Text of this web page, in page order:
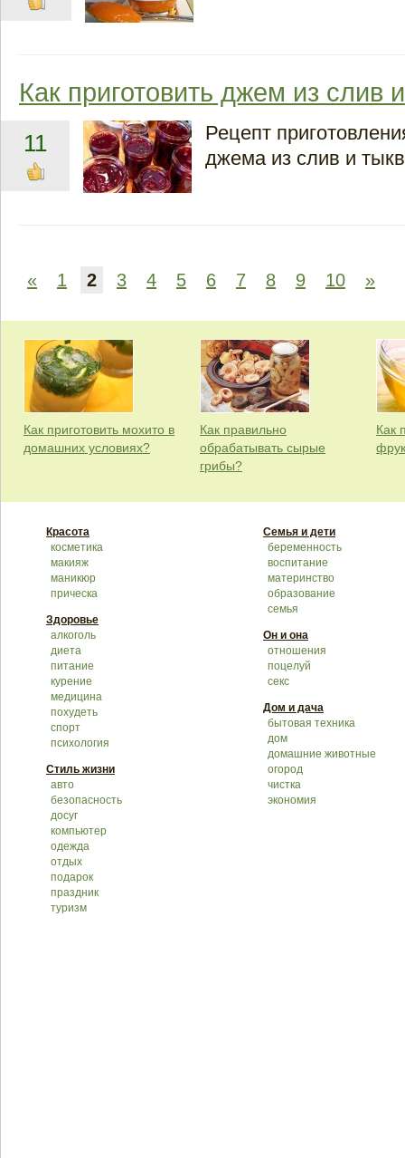
Как приготовить джем из слив
11
Рецепт
джема из слив и
« 1 2 3 4 5 6 7 8 9 10 »
Как приготовить мохито в
домашних условиях?
Как правильно
обрабатывать сырые
грибы?
Как
Красота
косметика
макияж
маникюр
прическа
Здоровье
алкоголь
диета
питание
курение
медицина
похудеть
спорт
психология
Стиль жизни
авто
безопасность
досуг
компьютер
одежда
отдых
подарок
праздник
туризм
Семья и дети
беременность
воспитание
материнство
образование
семья
Он и она
отношения
поцелуй
секс
Дом и дача
бытовая техника
дом
домашние животные
огород
чистка
экономия